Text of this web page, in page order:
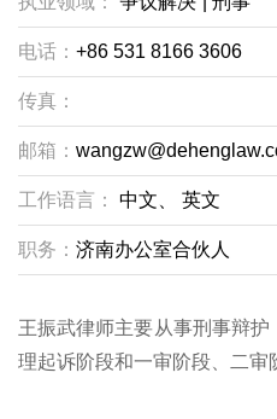
电话： +86 531 8166 3606
传真：
邮箱：
工作语言： 中文、 英文
职务： 济南办公室合伙人
王振武律师主要从事刑事辩
理起诉阶段和一审阶段、二审